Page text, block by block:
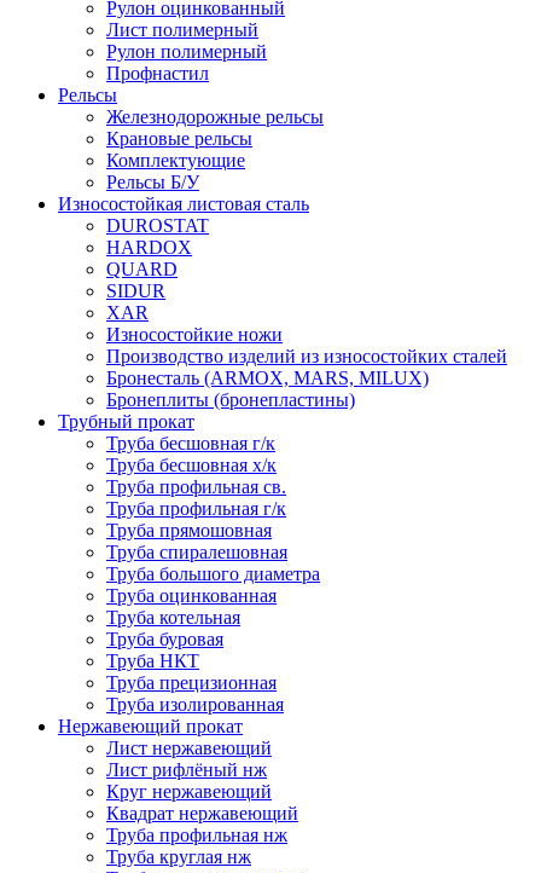
Рулон оцинкованный
Лист полимерный
Рулон полимерный
Профнастил
Рельсы
Железнодорожные рельсы
Крановые рельсы
Комплектующие
Рельсы Б/У
Износостойкая листовая сталь
DUROSTAT
HARDOX
QUARD
SIDUR
XAR
Износостойкие ножи
Производство изделий из износостойких сталей
Бронесталь (ARMOX, MARS, MILUX)
Бронеплиты (бронепластины)
Трубный прокат
Труба бесшовная г/к
Труба бесшовная х/к
Труба профильная св.
Труба профильная г/к
Труба прямошовная
Труба спиралешовная
Труба большого диаметра
Труба оцинкованная
Труба котельная
Труба буровая
Труба НКТ
Труба прецизионная
Труба изолированная
Нержавеющий прокат
Лист нержавеющий
Лист рифлёный нж
Круг нержавеющий
Квадрат нержавеющий
Труба профильная нж
Труба круглая нж